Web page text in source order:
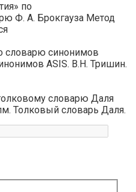
по
Ф. А. Брокгауза Метод
словарю синонимов
ASIS. В.Н. Тришин.
словарю Даля
Толковый словарь Даля.